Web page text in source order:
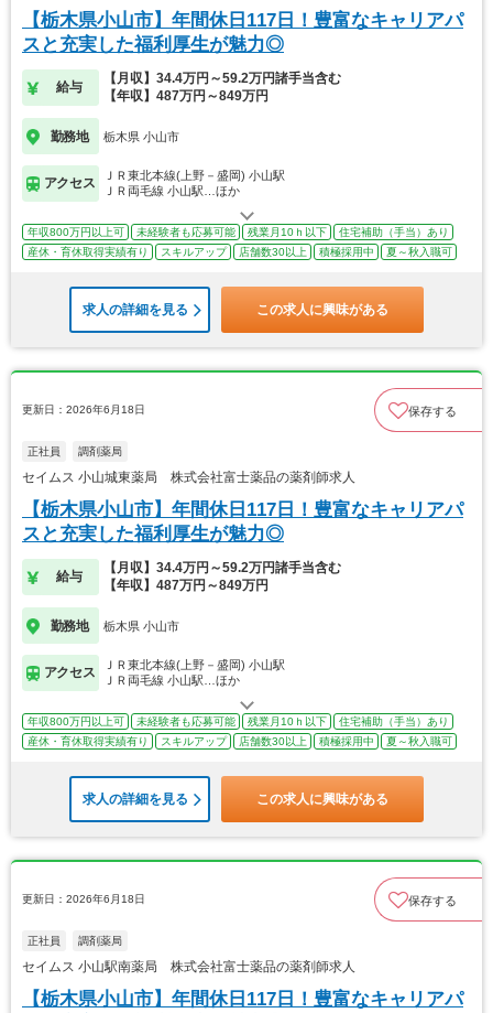
【栃木県小山市】年間休日117日！豊富なキャリアパ
スと充実した福利厚生が魅力◎
給与
【月収】34.4万円～59.2万円諸手当含む
【年収】487万円～849万円
勤務地 栃木県 小山市
アクセス
ＪＲ東北本線(上野－盛岡) 小山駅
ＪＲ両毛線 小山駅…ほか
年収800万円以上可 未経験者も応募可能 残業月10ｈ以下
住宅補助（手当）あり
産休・育休取得実績有り
スキルアップ 店舗数30以上 積極採用中 夏～秋入職可
求人の詳細を見る この求人に興味がある
更新日：2026年6月18日 保存する
正社員 調剤薬局
セイムス 小山城東薬局 株式会社富士薬品の薬剤師求人
【栃木県小山市】年間休日117日！豊富なキャリアパ
スと充実した福利厚生が魅力◎
給与
【月収】34.4万円～59.2万円諸手当含む
【年収】487万円～849万円
勤務地 栃木県 小山市
アクセス
ＪＲ東北本線(上野－盛岡) 小山駅
ＪＲ両毛線 小山駅…ほか
年収800万円以上可 未経験者も応募可能 残業月10ｈ以下
住宅補助（手当）あり
産休・育休取得実績有り
スキルアップ 店舗数30以上 積極採用中 夏～秋入職可
求人の詳細を見る この求人に興味がある
更新日：2026年6月18日 保存する
正社員 調剤薬局
セイムス 小山駅南薬局 株式会社富士薬品の薬剤師求人
【栃木県小山市】年間休日117日！豊富なキャリアパ